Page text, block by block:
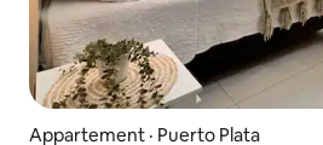
Appartement · Puerto Plata